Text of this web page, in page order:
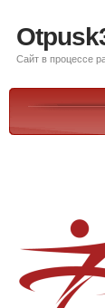
Сайт в процессе